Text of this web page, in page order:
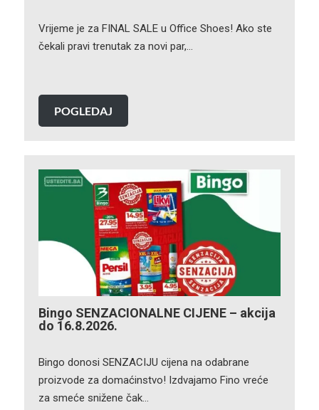
Vrijeme je za FINAL SALE u Office Shoes! Ako ste
čekali pravi trenutak za novi par,…
POGLEDAJ
Bingo SENZACIONALNE CIJENE – akcija
do 16.8.2026.
Bingo donosi SENZACIJU cijena na odabrane
proizvode za domaćinstvo! Izdvajamo Fino vreće
za smeće snižene čak…